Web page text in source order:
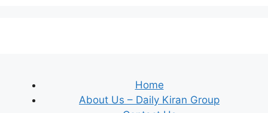
Home
About Us – Daily Kiran Group